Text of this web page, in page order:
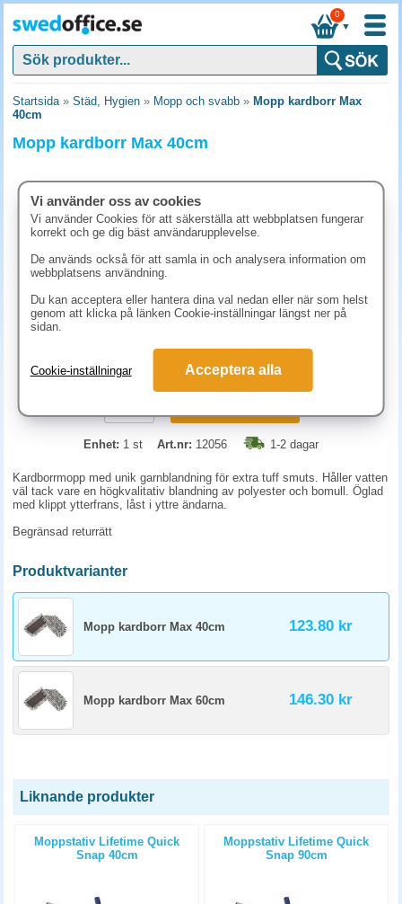
▼
0
Startsida» Städ, Hygien » Mopp och svabb » Mopp kardborr Max
40cm
Mopp kardborr Max 40cm
123.80 kr (inkl. moms)
Enhet: 1 st Art.nr: 12056 1-2 dagar
Kardborrmopp med unik garnblandning för extra tuff smuts. Håller vatten
väl tack vare en högkvalitativ blandning av polyester och bomull. Öglad
med klippt ytterfrans, låst i yttre ändarna.
Begränsad returrätt
Produktvarianter
Mopp kardborr Max 40cm 123.80 kr
Mopp kardborr Max 60cm 146.30 kr
Liknande produkter
Moppstativ Lifetime Quick
Snap 40cm
Moppstativ Lifetime Quick
Snap 90cm
Vi använder oss av cookies
Vi använder Cookies för att säkerställa att webbplatsen fungerar
korrekt och ge dig bäst användarupplevelse.
De används också för att samla in och analysera information om
webbplatsens användning.
Du kan acceptera eller hantera dina val nedan eller när som helst
genom att klicka på länken Cookie-inställningar längst ner på
sidan.
Cookie-inställningar Acceptera alla